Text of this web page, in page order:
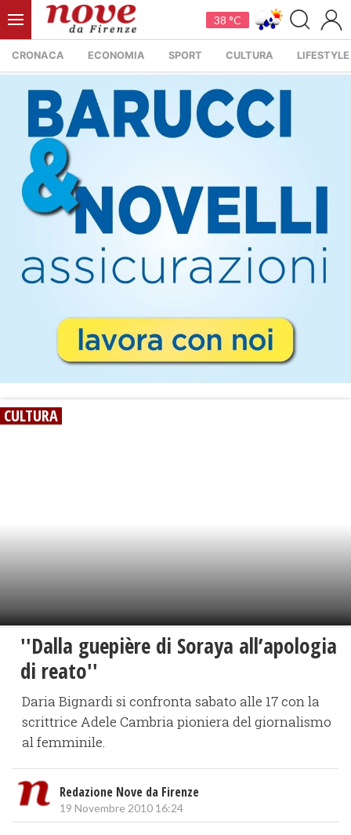
38 °C
CRONACA ECONOMIA SPORT CULTURA LIFESTYLE
CULTURA
''Dalla guepière di Soraya all’apologia
di reato''
Daria Bignardi si confronta sabato alle 17 con la
scrittrice Adele Cambria pioniera del giornalismo
al femminile.
Redazione Nove da Firenze
19 Novembre 2010 16:24